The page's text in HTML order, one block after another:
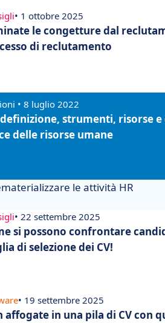
• 1 ottobre 2025
le congetture dal
di reclutamento
• 8 luglio 2022
definizione, strumenti, risorse
delle risorse umane
le attività HR
• 22 settembre 2025
si possono confrontare
di selezione dei CV!
• 19 settembre 2025
affogate in una pila di CV con